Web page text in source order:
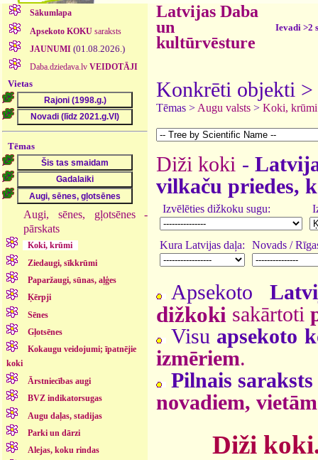
Sākumlapa
Apsekoto KOKUsaraksts
JAUNUMI (01.08.2026.)
Daba.dziedava.lv VEIDOTĀJI
Vietas
Tēmas
Augi, sēnes, gļotsēnes -
pārskats
Koki, krūmi
Ziedaugi, sīkkrūmi
Paparžaugi, sūnas, aļģes
Ķērpji
Sēnes
Gļotsēnes
Kokaugu veidojumi; īpatnējie
koki
Ārstniecības augi
BVZ indikatorsugas
Augu daļas, stadijas
Parki un dārzi
Alejas, koku rindas
Latvijas Daba
un
kultūrvēsture
Ievadi >2
Konkrēti objekti >
Tēmas > Augu valsts > Koki, krūmi
Diži koki -
vilkaču priedes,
Izvēlēties dižkoku sugu:
Kura Latvijas daļa: Novads /
Apsekoto
dižkoki sakārtoti
Visu apsekoto
izmēriem.
Pilnais
novadiem, vietām
Diži